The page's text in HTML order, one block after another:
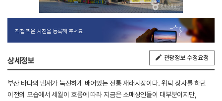
직접 찍은 사진을 등록해 주세요.
상세정보 관광정보 수정요청
부산 바다의 냄새가 눅진하게 배어있는 전통 재래시장이다. 위탁 장사를 하던
이전의 모습에서 세월이 흐름에 따라 지금은 소매상인들이 대부분이지만,